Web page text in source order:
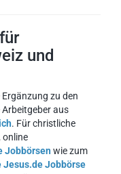
und
zu den
aus
. Für christliche
online
Jobbörsen wie zum
Jesus.de Jobbörse